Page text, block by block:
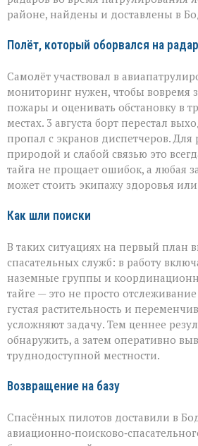
районе, найдены и доставлены в
Полёт, который оборвался на
Самолёт участвовал в
мониторинг нужен, чтобы вовремя
пожары и оценивать обстановку в
местах. 3 августа борт перестал
пропал с экранов диспетчеров. Для
природой и слабой связью это
тайга не прощает ошибок, а любая
может стоить экипажу здоровья
Как шли поиски
В таких ситуациях на первый план
спасательных служб: в работу
наземные группы и
тайге — это не просто
густая растительность и
усложняют задачу. Тем ценнее
обнаружить, а затем оперативно
труднодоступной местности.
Возвращение на базу
Спасённых пилотов доставили в